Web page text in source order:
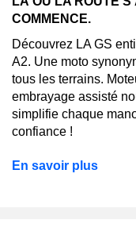
COMMENCE.
Découvrez LA GS
A2. Une moto
tous les terrains.
embrayage assisté
simplifie chaque
confiance !
En savoir plus